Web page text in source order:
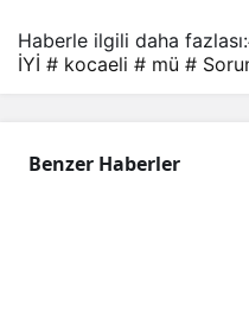
Haberle ilgili daha fazlası:
İYİ # kocaeli # mü #
Benzer Haberler